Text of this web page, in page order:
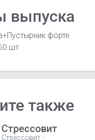
выпуска
форте
шт
также
Стрессовит
Стрессовит -